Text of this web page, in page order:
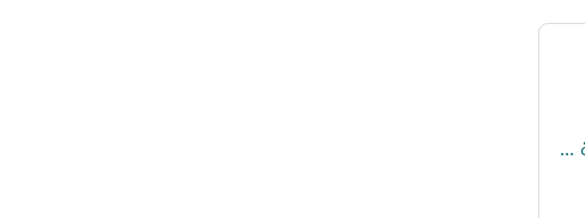
شقة الأرضي مشطبة بالكامل للبيع في بيفرلي هيلز - المرحلة الثانية | سوديك (SODIC) - الشيخ زايد